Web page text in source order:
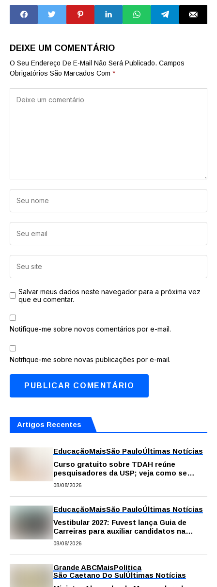
Paulo
DEIXE UM COMENTÁRIO
O Seu Endereço De E-Mail Não Será Publicado. Campos
Obrigatórios São Marcados Com *
Salvar meus dados neste navegador para a próxima vez
que eu comentar.
Notifique-me sobre novos comentários por e-mail.
Notifique-me sobre novas publicações por e-mail.
Artigos Recentes
EducaçãoMaisSão PauloÚltimas Notícias
Curso gratuito sobre TDAH reúne
pesquisadores da USP; veja como se
inscrever
08/08/2026
EducaçãoMaisSão PauloÚltimas Notícias
Vestibular 2027: Fuvest lança Guia de
Carreiras para auxiliar candidatos na
escolha da profissão
08/08/2026
Grande ABCMaisPolítica
São Caetano Do SulÚltimas Notícias